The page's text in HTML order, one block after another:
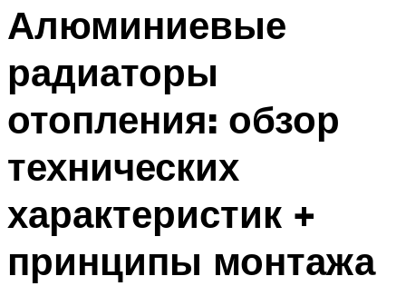
Алюминиевые
радиаторы
отопления: обзор
технических
характеристик +
принципы монтажа